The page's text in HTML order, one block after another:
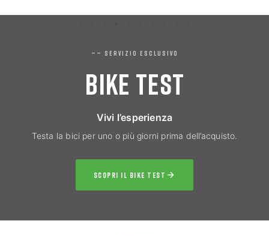
—— SERVIZIO ESCLUSIVO
BIKE TEST
Vivi l’esperienza
Testa la bici per uno o più giorni prima dell’acquisto.
SCOPRI IL BIKE TEST